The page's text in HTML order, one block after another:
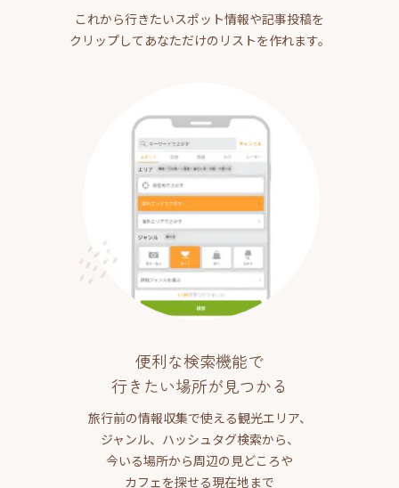
これから行きたいスポット情報や記事投稿を
クリップしてあなただけのリストを作れます。
便利な検索機能で
行きたい場所が見つかる
旅行前の情報収集で使える観光エリア、
ジャンル、ハッシュタグ検索から、
今いる場所から周辺の見どころや
カフェを探せる現在地まで